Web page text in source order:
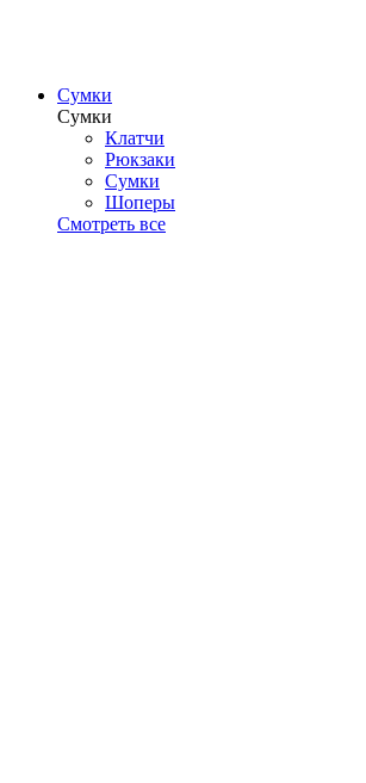
Сумки
Сумки
Клатчи
Рюкзаки
Сумки
Шоперы
Смотреть все